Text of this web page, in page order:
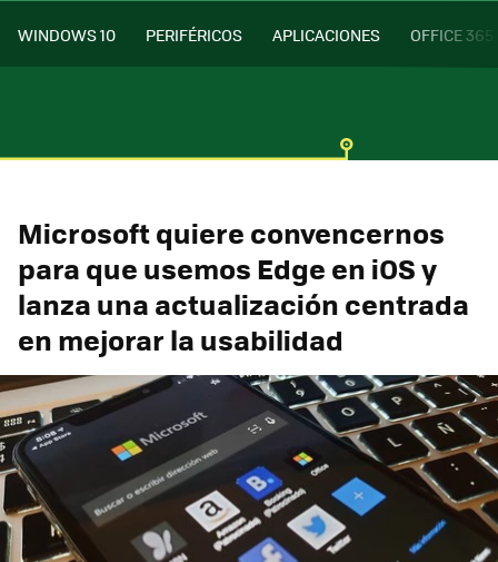
WINDOWS 10 PERIFÉRICOS APLICACIONES OFFICE 365
Microsoft quiere convencernos
para que usemos Edge en iOS y
lanza una actualización centrada
en mejorar la usabilidad